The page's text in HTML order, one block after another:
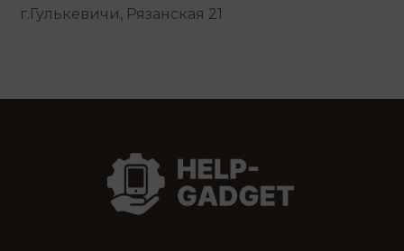
г.Гулькевичи, Рязанская 21